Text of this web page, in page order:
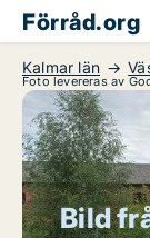
Förråd.org
Kalmar län
Foto levereras av
Bild